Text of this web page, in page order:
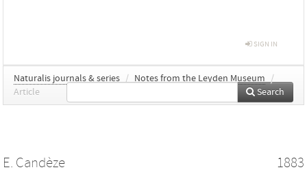
SIGN IN
Naturalis journals & series / Notes from the Leyden Museum
/
Article
Search
E. Candèze 1883